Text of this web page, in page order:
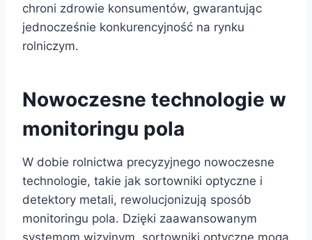
chroni zdrowie konsumentów, gwarantując
jednocześnie konkurencyjność na rynku
rolniczym.
Nowoczesne technologie w
monitoringu pola
W dobie rolnictwa precyzyjnego nowoczesne
technologie, takie jak sortowniki optyczne i
detektory metali, rewolucjonizują sposób
monitoringu pola. Dzięki zaawansowanym
systemom wizyjnym, sortowniki optyczne mogą